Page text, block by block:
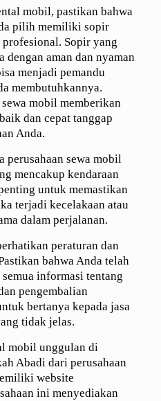
mobil, pastikan bahwa
pilih memiliki sopir
Sopir yang
dengan aman dan nyaman
menjadi pemandu
membutuhkannya.
mobil memberikan
dan cepat tanggap
Anda.
perusahaan sewa mobil
mencakup kendaraan
untuk memastikan
terjadi kecelakaan atau
dalam perjalanan.
peraturan dan
bahwa Anda telah
informasi tentang
pengembalian
bertanya kepada jasa
tidak jelas.
mobil unggulan di
Abadi dari perusahaan
website
ini menyediakan